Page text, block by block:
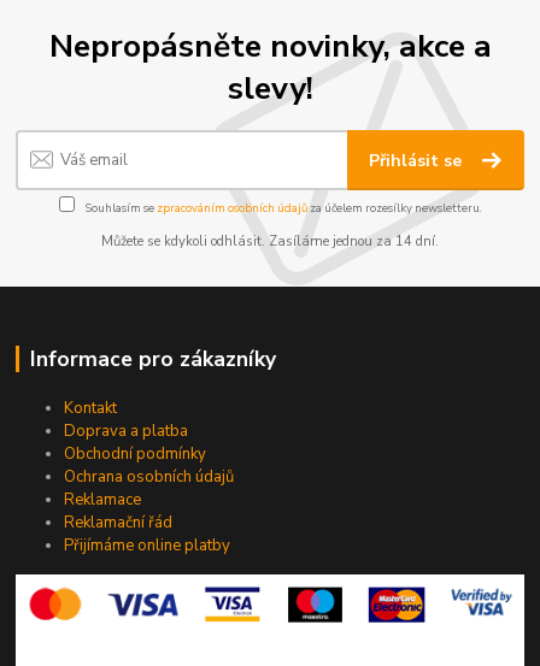
Nepropásněte novinky, akce a
slevy!
Přihlásit se
Souhlasím se zpracováním osobních údajůza účelem rozesílky newsletteru.
Můžete se kdykoli odhlásit. Zasíláme jednou za 14 dní.
Informace pro zákazníky
Kontakt
Doprava a platba
Obchodní podmínky
Ochrana osobních údajů
Reklamace
Reklamační řád
Přijímáme online platby